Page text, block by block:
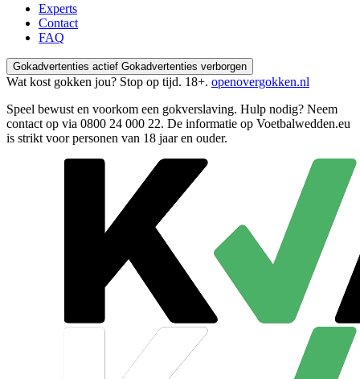
Experts
Contact
FAQ
Gokadvertenties actief Gokadvertenties verborgen
Wat kost gokken jou? Stop op tijd. 18+. openovergokken.nl
Speel bewust en voorkom een gokverslaving. Hulp nodig? Neem
contact op via 0800 24 000 22. De informatie op Voetbalwedden.eu
is strikt voor personen van 18 jaar en ouder.